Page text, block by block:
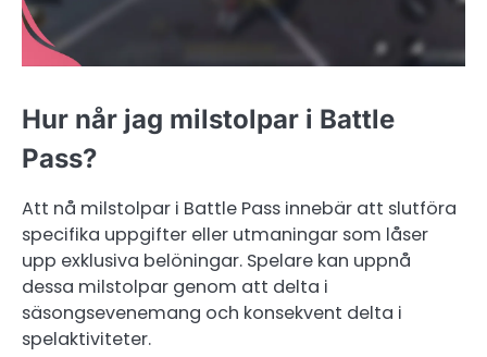
Hur når jag milstolpar i Battle
Pass?
Att nå milstolpar i Battle Pass innebär att slutföra
specifika uppgifter eller utmaningar som låser
upp exklusiva belöningar. Spelare kan uppnå
dessa milstolpar genom att delta i
säsongsevenemang och konsekvent delta i
spelaktiviteter.